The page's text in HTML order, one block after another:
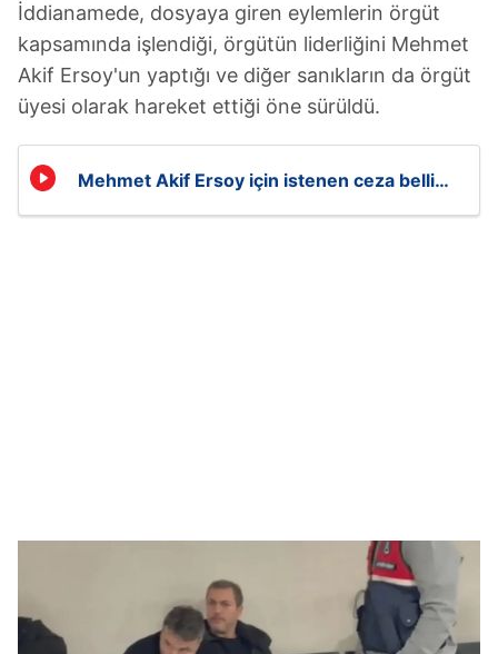
İddianamede, dosyaya giren eylemlerin örgüt
kapsamında işlendiği, örgütün liderliğini Mehmet
Akif Ersoy'un yaptığı ve diğer sanıkların da örgüt
üyesi olarak hareket ettiği öne sürüldü.
Mehmet Akif Ersoy için istenen ceza belli